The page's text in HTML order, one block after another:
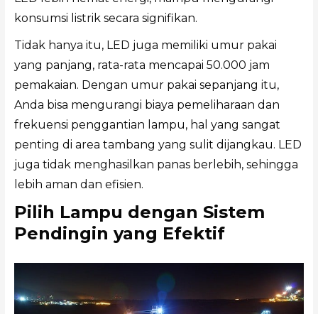
konsumsi listrik secara signifikan.
Tidak hanya itu, LED juga memiliki umur pakai
yang panjang, rata-rata mencapai 50.000 jam
pemakaian. Dengan umur pakai sepanjang itu,
Anda bisa mengurangi biaya pemeliharaan dan
frekuensi penggantian lampu, hal yang sangat
penting di area tambang yang sulit dijangkau. LED
juga tidak menghasilkan panas berlebih, sehingga
lebih aman dan efisien.
Pilih Lampu dengan Sistem
Pendingin yang Efektif